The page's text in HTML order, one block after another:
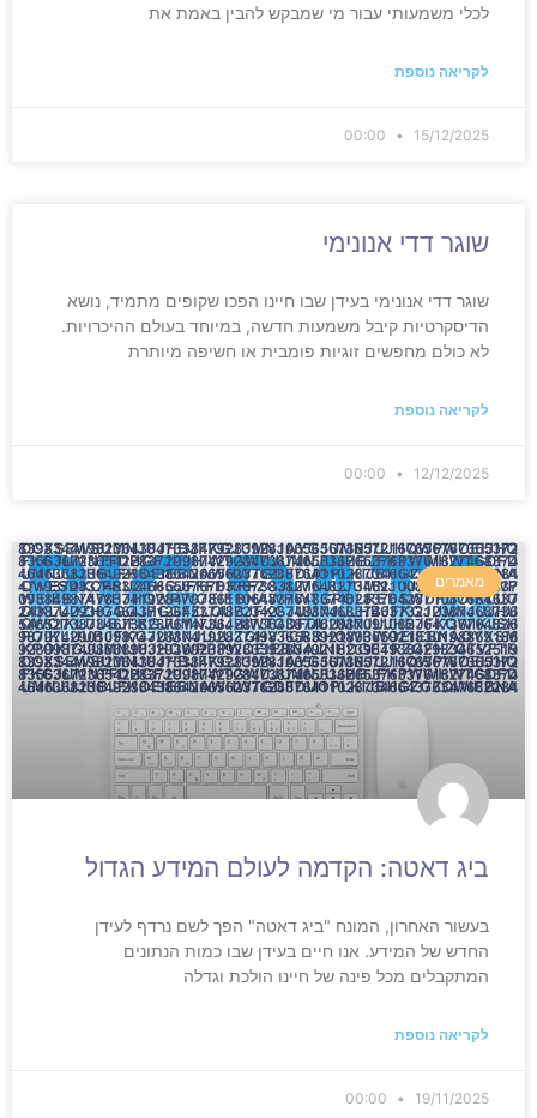
לכלי משמעותי עבור מי שמבקש להבין באמת את
לקריאה נוספת
15/12/2025
שוגר דדי אנונימי
שוגר דדי אנונימי בעידן שבו חיינו הפכו שקופים מתמיד, נושא
הדיסקרטיות קיבל משמעות חדשה, במיוחד בעולם ההיכרויות.
לא כולם מחפשים זוגיות פומבית או חשיפה מיותרת
לקריאה נוספת
12/12/2025
מאמרים
ביג דאטה: הקדמה לעולם המידע הגדול
בעשור האחרון, המונח "ביג דאטה" הפך לשם נרדף לעידן
החדש של המידע. אנו חיים בעידן שבו כמות הנתונים
המתקבלים מכל פינה של חיינו הולכת וגדלה
לקריאה נוספת
19/11/2025